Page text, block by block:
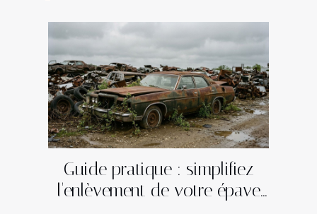
Guide pratique : simplifiez
l'enlèvement de votre épave